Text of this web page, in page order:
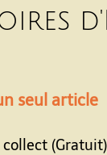
seul article
collect